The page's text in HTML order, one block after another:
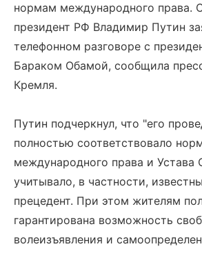
нормам международного права.
президент РФ Владимир Путин
телефонном разговоре с
Бараком Обамой, сообщила
Кремля.
Путин подчеркнул, что "его
полностью соответствовало
международного права и Устава
учитывало, в частности,
прецедент. При этом жителям
гарантирована возможность
волеизъявления и